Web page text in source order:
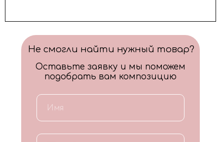
Не смогли найти нужный товар?
Оставьте заявку и мы поможем
подобрать вам композицию